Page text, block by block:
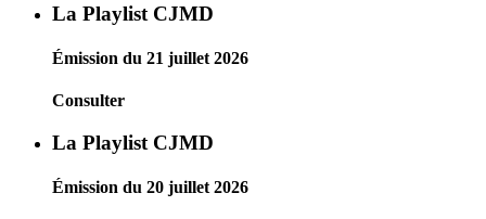
La Playlist CJMD
Émission du 21 juillet 2026
Consulter
La Playlist CJMD
Émission du 20 juillet 2026